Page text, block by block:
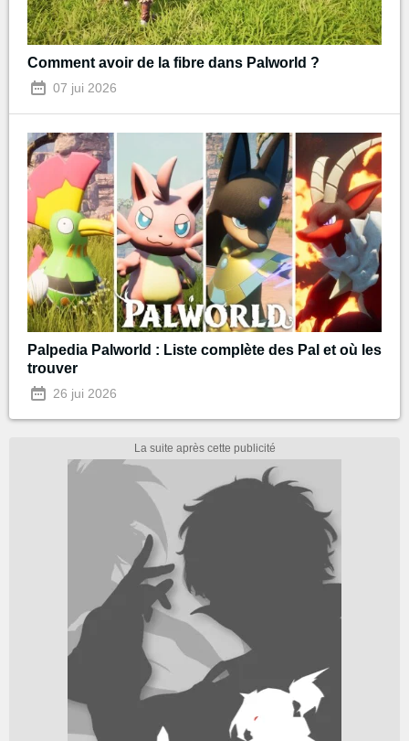
Comment avoir de la fibre dans Palworld ?
07 jui 2026
Palpedia Palworld : Liste complète des Pal et où les
trouver
26 jui 2026